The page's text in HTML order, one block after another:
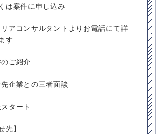
は案件に申し込み
アコンサルタントよりお電話にて詳
す
ご紹介
企業との三者面談
タート
先】